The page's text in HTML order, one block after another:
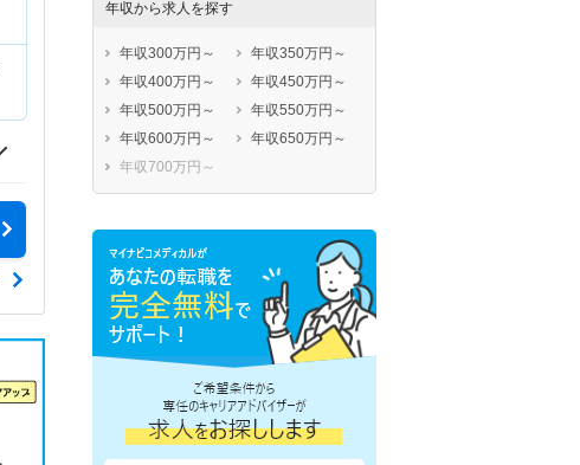
年収から求人を探す
年収300万円～
年収350万円～
年収400万円～
年収450万円～
年収500万円～
年収550万円～
年収600万円～
年収650万円～
年収700万円～